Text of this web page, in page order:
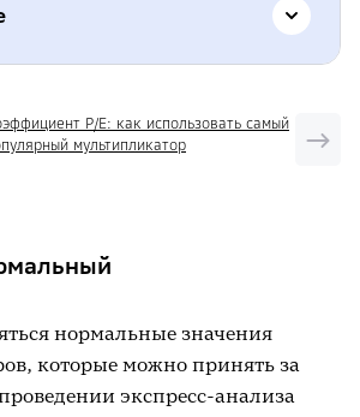
по-настоящему нормальный
P/E: как использовать самый
мультипликатор
нормальные значения
которые можно принять за
экспресс-анализа